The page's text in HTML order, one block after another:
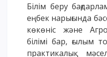
METU Courses
БІЛІМ БЕРУ
Колледж
Білім беру
еңбек нарығында
көкөніс және
білімі бар, ғылым
практикалық